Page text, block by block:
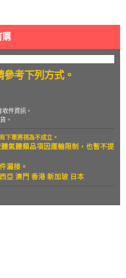
購
考下列方式。
件資訊。
。
下單將視為不成立。
氣體類品項因運輸限制，也暫不提
漏接。
亞 澳門 香港 新加玻 日本